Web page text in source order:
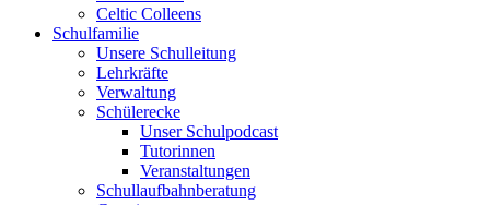
Celtic Colleens
Schulfamilie
Unsere Schulleitung
Lehrkräfte
Verwaltung
Schülerecke
Unser Schulpodcast
Tutorinnen
Veranstaltungen
Schullaufbahnberatung